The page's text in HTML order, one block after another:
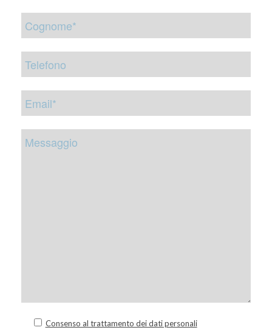
Consenso al trattamento dei dati personali